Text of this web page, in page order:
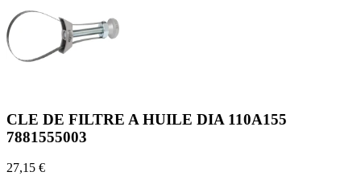
CLE DE FILTRE A HUILE DIA 110A155
7881555003
27,15 €